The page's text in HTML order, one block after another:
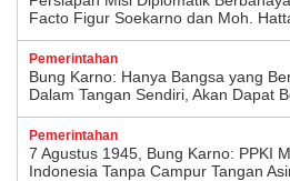
Facto Figur Soekarno dan Moh.
Pemerintahan
Bung Karno: Hanya Bangsa yang
Dalam Tangan Sendiri, Akan Dapat
Pemerintahan
7 Agustus 1945, Bung Karno: PPKI
Indonesia Tanpa Campur Tangan